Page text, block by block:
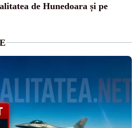
de Hunedoara și pe